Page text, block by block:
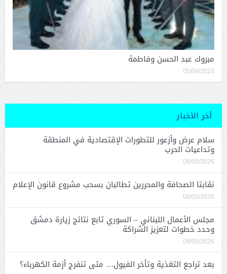
مبروك عبد الحسن وفاطمة
05/04/2023
آخر الأخبار
سلام عرض وأزعور للتطورات الإقتصادية في المنطقة
وتداعيات الحرب
08/05/2026
نقابتا الصحافة والمحررين تطالبان بسحب مشروع قانون الإعلام
08/05/2026
مجلس الأعمال اللبناني – السوري تابع نتائج زيارة دمشق
وحدد خطوات لتعزيز الشراكة
08/05/2026
بعد تراجع التغذية وتأخر الفيول… متى تنفرج أزمة الكهرباء؟